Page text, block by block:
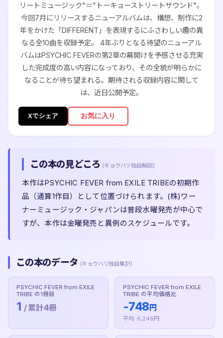
リートミュージック"＝"トーキョーストリートサウンド"。
今回7月にリリースするニューアルバムは、構想、制作に2
年をかけた「DIFFERENT」を表現するにふさわしい趣の異
なる全10曲を収録予定。 4年ぶりとなる待望のニューアル
バムはPSYCHIC FEVERの第2章の幕開けを予感させる充実
した完成度の高い内容になっており、その全貌が明らかに
なることが待ち望まれる。期待される収録内容に関して
は、近日公開予定。
Xでシェア お気に入り
この本の見どころ (キョウハツ独自解説)
本作はPSYCHIC FEVER from EXILE TRIBEの初期作
品（通算1作目）として位置づけられます。(株)ワー
ナーミュージック・ジャパンは普段水曜発売が中心で
すが、本作は金曜発売と異例のスケジュールです。
この本のデータ (キョウハツ独自集計)
PSYCHIC FEVER from EXILE
TRIBE の1冊目
1 / 累計4冊
PSYCHIC FEVER from EXILE
TRIBE の平均価格比
-748 円
平均: 6,248円